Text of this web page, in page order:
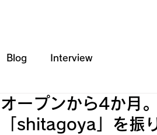
Blog Interview
オープンから4か月
「shitagoya」を振